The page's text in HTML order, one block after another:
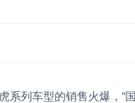
系列车型的销售火爆，“